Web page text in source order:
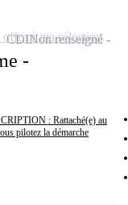
-
: Rattaché(e) au
pilotez la démarche
CDINon renseigné
à ma sélection